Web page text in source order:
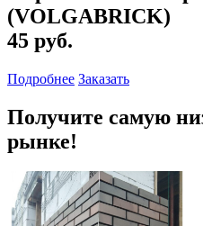
(VOLGABRICK)
45 руб.
Подробнее Заказать
Получите самую
рынке!